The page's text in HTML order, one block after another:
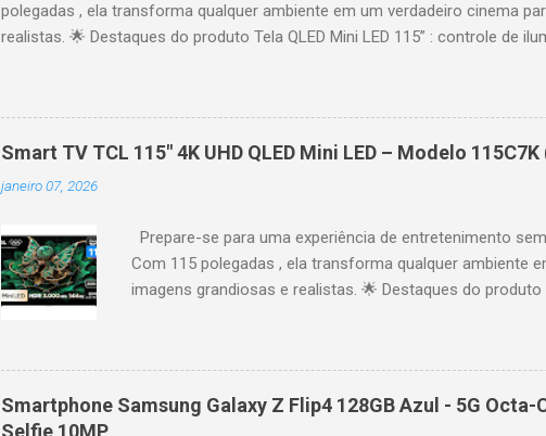
polegadas , ela transforma qualquer ambiente em um verdadeiro cinema
realistas. 🌟 Destaques do produto Tela QLED Mini LED 115” : controle de
desempenho otimizado para imagens e movimentos fluidos. Taxa de
ideal para esportes e games, garantindo fluidez e resposta imediata.
recomendações personalizadas e acesso a aplicativos como YouTube,
mais. Google Assistente : comandos de voz para facilitar sua navegação.
Altura: 153,8 cm | Profundidade: 44,5 cm Peso: 99,8 kg (229,3 kg com
Smart TV TCL 115" 4K UHD QLED Mini LED – Modelo 115C7K
janeiro 07, 2026
Prepare-se para uma experiência de entretenimento
Com 115 polegadas , ela transforma qualquer ambiente
imagens grandiosas e realistas. 🌟 Destaques do produto
contraste profundo em cada cena. Processador AiPQ :
movimentos fluidos. Taxa de atualização nativa de
games, garantindo fluidez e resposta imediata. Google
personalizadas e acesso a aplicativos como YouTube,
Smartphone Samsung Galaxy Z Flip4 128GB Azul - 5G Octa-
Selfie 10MP